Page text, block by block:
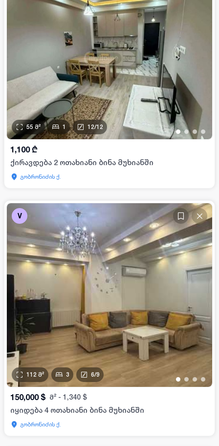
•• • •
55 მ² 1 12/12
1,100 ₾
ქირავდება 2 ოთახიანი ბინა მუხიანში
გობრონიძის ქ.
V
• • • •
112 მ² 3 6/9
150,000 $ მ² - 1,340 $
იყიდება 4 ოთახიანი ბინა მუხიანში
გობრონიძის ქ.